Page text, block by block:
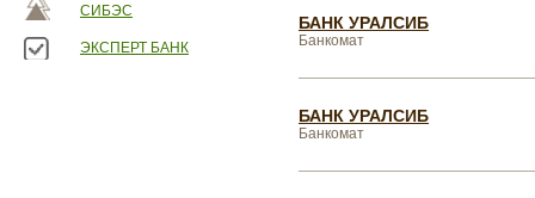
СИБЭС
ЭКСПЕРТ БАНК
БАНК УРАЛСИБ
Банкомат
БАНК УРАЛСИБ
Банкомат